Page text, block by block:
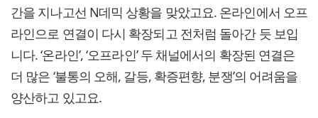
간을 지나고선 N데믹 상황을 맞았고요. 온라인에서 오프
라인으로 연결이 다시 확장되고 전처럼 돌아간 듯 보입
니다. ‘온라인’, ‘오프라인’ 두 채널에서의 확장된 연결은
더 많은 ‘불통의 오해, 갈등, 확증편향, 분쟁’의 어려움을
양산하고 있고요.